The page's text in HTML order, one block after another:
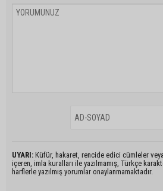
UYARI: Küfür, hakaret, rencide edici cümleler
içeren, imla kuralları ile yazılmamış, Türkçe
harflerle yazılmış yorumlar onaylanmamaktadır.